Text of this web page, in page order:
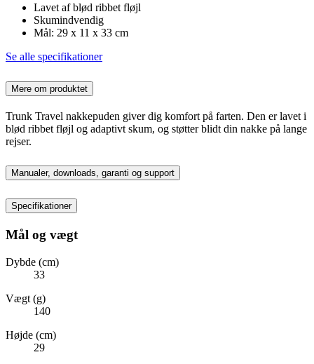
Lavet af blød ribbet fløjl
Skumindvendig
Mål: 29 x 11 x 33 cm
Se alle specifikationer
Mere om produktet
Trunk Travel nakkepuden giver dig komfort på farten. Den er lavet i
blød ribbet fløjl og adaptivt skum, og støtter blidt din nakke på lange
rejser.
Manualer, downloads, garanti og support
Specifikationer
Mål og vægt
Dybde (cm)
33
Vægt (g)
140
Højde (cm)
29